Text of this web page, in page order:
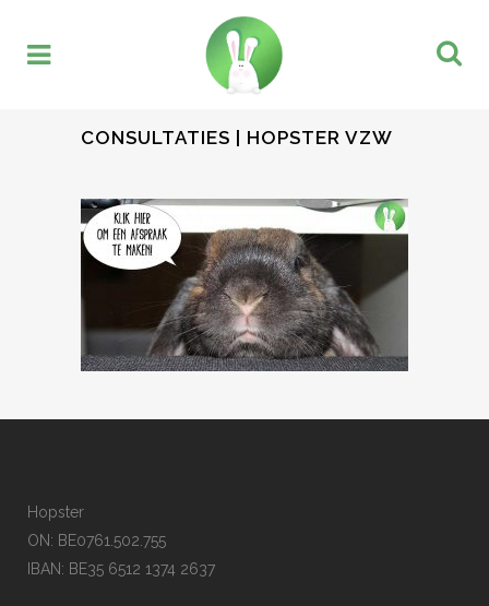
CONSULTATIES | HOPSTER VZW
Hopster
ON: BE0761.502.755
IBAN: BE35 6512 1374 2637